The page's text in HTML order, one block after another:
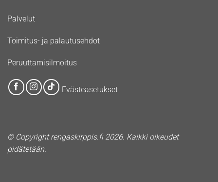
Palvelut
Toimitus- ja palautusehdot
Peruuttamisilmoitus
Evästeasetukset
© Copyright rengaskirppis.fi 2026. Kaikki oikeudet
pidätetään.